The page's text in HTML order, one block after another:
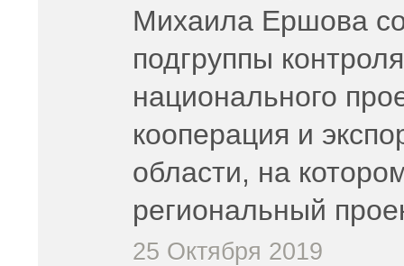
Михаила Ершова
подгруппы
национального
кооперация и
области, на
региональный
25 Октября 2019